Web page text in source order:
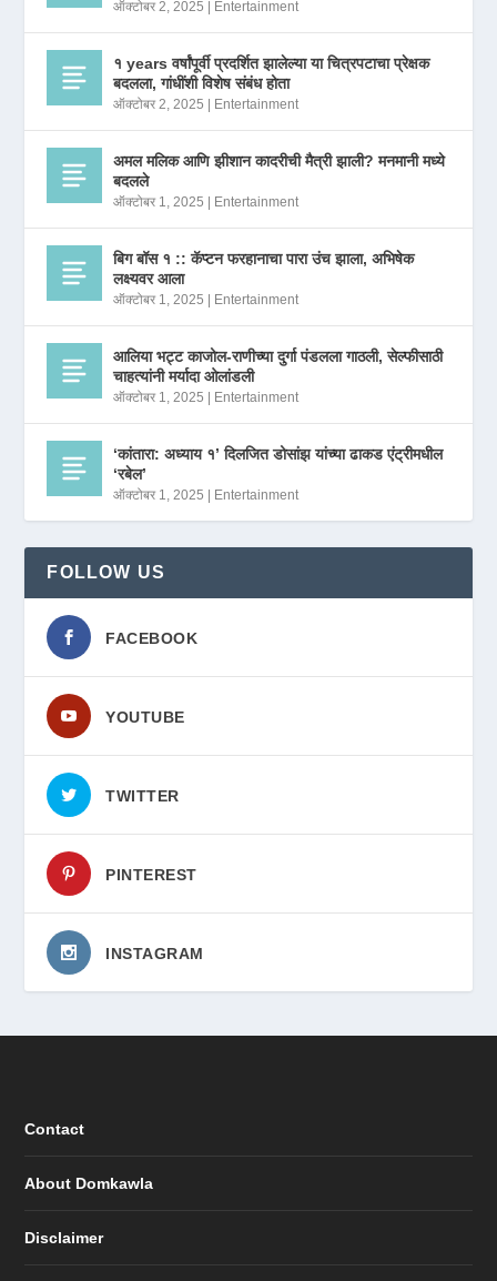
ऑक्टोबर 2, 2025 Entertainment
१ years वर्षांपूर्वी प्रदर्शित झालेल्या या चित्रपटाचा प्रेक्षक
बदलला, गांधींशी विशेष संबंध होता
ऑक्टोबर 2, 2025 Entertainment
अमल मलिक आणि झीशान कादरीची मैत्री झाली? मनमानी मध्ये
बदलले
ऑक्टोबर 1, 2025 Entertainment
बिग बॉस १ :: कॅप्टन फरहानाचा पारा उंच झाला, अभिषेक
लक्ष्यवर आला
ऑक्टोबर 1, 2025 Entertainment
आलिया भट्ट काजोल-राणीच्या दुर्गा पंडलला गाठली, सेल्फीसाठी
चाहत्यांनी मर्यादा ओलांडली
ऑक्टोबर 1, 2025 Entertainment
‘कांतारा: अध्याय १’ दिलजित डोसांझ यांच्या ढाकड एंट्रीमधील
‘रबेल’
ऑक्टोबर 1, 2025 Entertainment
FOLLOW US
FACEBOOK
YOUTUBE
TWITTER
PINTEREST
INSTAGRAM
Contact
About Domkawla
Disclaimer